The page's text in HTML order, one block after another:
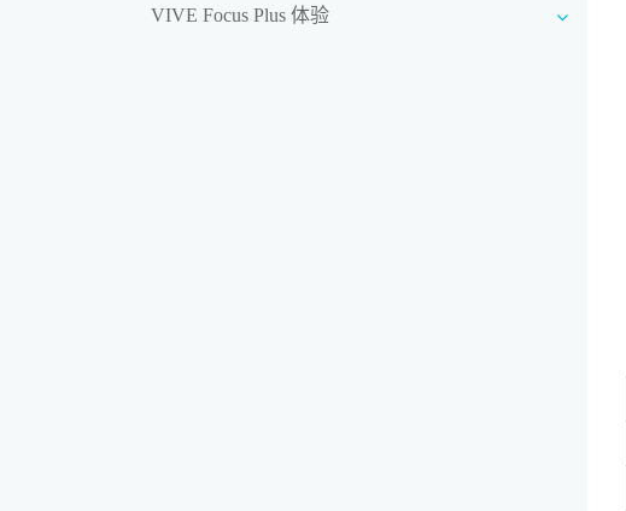
VIVE Focus Plus 体验